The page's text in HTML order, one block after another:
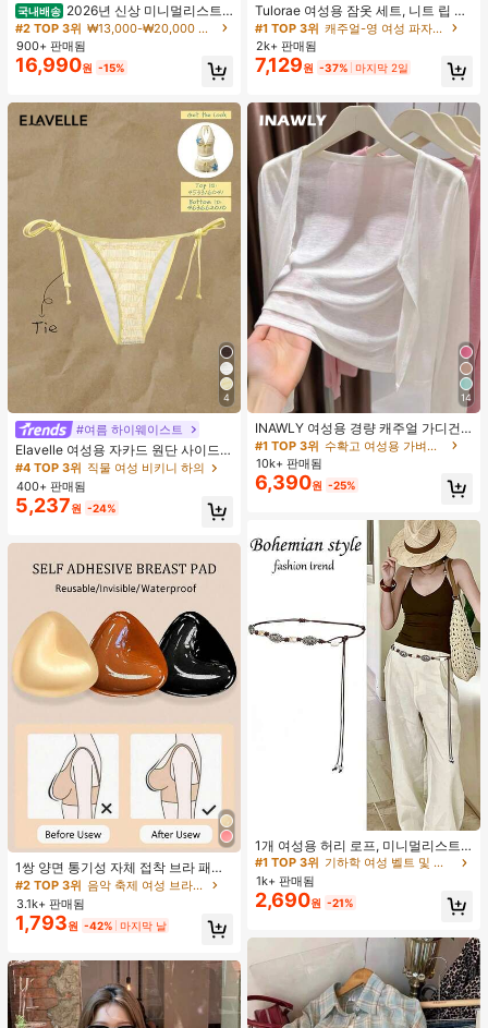
국내배송 2026년 신상 미니멀리스트
도트 캔버스 토트백, 대용량 캐주얼 다
용도 통근 숄더 핸드백
#2 TOP 3위
₩13,000-₩20,000 여성 숄더백
900+ 판매됨
16,990원 -15%
4
#여름 하이웨이스트
Elavelle 여성용 자카드 원단 사이드
타이 비키니 하의, 봄/여름
#4 TOP 3위 직물 여성 비키니 하의
400+ 판매됨
5,237원 -24%
1쌍 양면 통기성 자체 접착 브라 패드,
두꺼워진 삼각형 푸쉬업 디자인, 재사
용 가능, 보이지 않는 비키니 브라 삽
입물, 수영에 적합
#2 TOP 3위
음악 축제 여성 브라 액세서리
거의 매진!
#2 TOP 3위
음악 축제 여성 브라 액세서리
거의 매진!
#2 TOP 3위
음악 축제 여성 브라 액세서리
거의 매진!
#2 TOP 3위
3.1k+ 판매됨
1,793원 -42% 마지막 날
Tulorae 여성용 잠옷 세트, 니트 립 원
단, 하트 프린트 대비 레이스 트림, 로
맨틱 달콤 귀여운 섹시 캐미솔 & 반바
지 베이비돌 잠옷 세트 투피스 나이트
세트 섹시 잠옷 세트 여성용 잠옷 롬퍼
투피스 잠옷 세트 여성용 잠옷 세트 도
트 잠옷 세트 잠옷 반바지 세트 투피스
잠옷 세트 여성용 여름 세트 도트 반바
지 세트 여성용 잠옷 세트 반바지 잠옷
세트 여성용 투피스 여름 라운지 세트
#1 TOP 3위
캐주얼-영 여성 파자마 세트
2k+ 판매됨
7,129원 -37% 마지막 2일
14
INAWLY 여성용 경량 캐주얼 가디건,
여름
#1 TOP 3위
수확고 여성용 가벼운 카디건
10k+ 판매됨
6,390원 -25%
1개 여성용 허리 로프, 미니멀리스트
보헤미안 패션 매듭 허리 벨트, 드레
스, 캐주얼 팬츠와 함께 일상 착용에
적합한 장식용 허리 액세서리
기하학 여성 벨트 및 벨트 액세서리
거의 매진!
#1 TOP 3위
기하학 여성 벨트 및 벨트 액세서리
거의 매진!
#1 TOP 3위
기하학 여성 벨트 및 벨트 액세서리
거의 매진!
#1 TOP 3위
1k+ 판매됨
2,690원 -21%